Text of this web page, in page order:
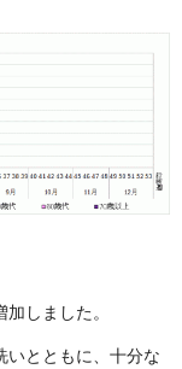
しました。
いとともに、十分な